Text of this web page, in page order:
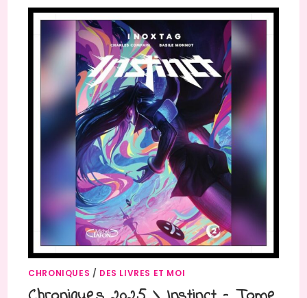
CHRONIQUES / DES LIVRES ET MOI